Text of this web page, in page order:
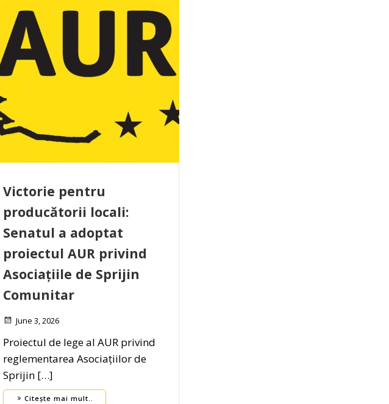
Victorie pentru
producătorii locali:
Senatul a adoptat
proiectul AUR privind
Asociațiile de Sprijin
Comunitar
June 3, 2026
Proiectul de lege al AUR privind
reglementarea Asociațiilor de
Sprijin […]
Citește mai mult..